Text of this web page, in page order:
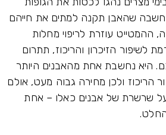
שהאבן תקנה למתים את חייהם
ההמטייט עוזרת לריפוי מחלות
לשיפור הזיכרון והריכוז, תתרום
היא נחשבת אחת מהאבנים היותר
הריכוז ולכן מחירה גבוה מעט, אולם
שרשרת של אבנים כאלו – אחת